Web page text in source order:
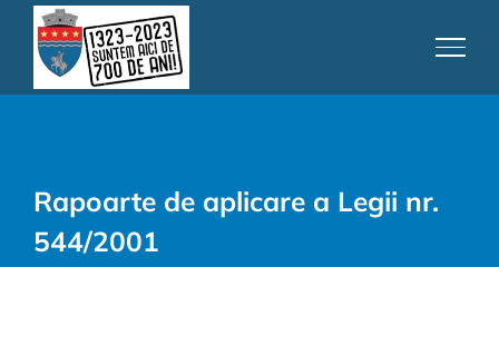
content
Rapoarte de aplicare a Legii nr.
544/2001